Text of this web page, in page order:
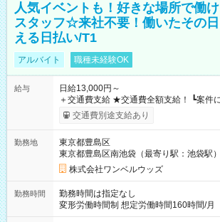
人気イベントも！好きな場所で働
スタッフ☆来社不要！働いたその
える日払い/T1
アルバイト 職種未経験OK
給与
日給13,000円～
＋交通費支給 ★交通費全額支給！ ┗案件により規定あり ★日払
いOK！（規定あり） ┗働いたその日に現
ンビニATMから 日払い分を引き落とせます！ 【試用期
交通費別途支給あり
勤務地
東京都豊島区
東京都豊島区南池袋（最寄り駅：池袋駅）
株式会社ワンベルウッズ
勤務時間
勤務時間は指定なし
変形労働時間制 想定労働時間160時間/月 【シフト例】 ・8：00
～21：00